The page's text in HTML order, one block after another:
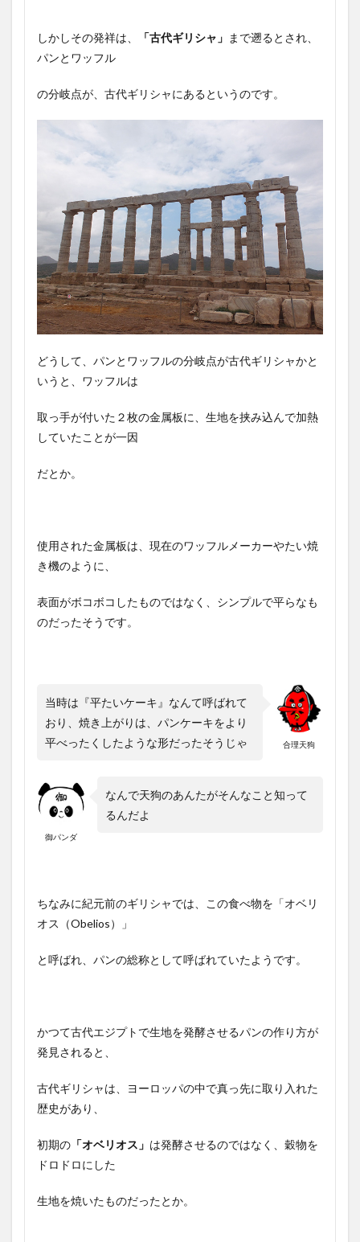
しかしその発祥は、 「古代ギリシャ」 まで遡るとされ、
パンとワッフル
の分岐点が、古代ギリシャにあるというのです。
どうして、パンとワッフルの分岐点が古代ギリシャかと
いうと、ワッフルは
取っ手が付いた２枚の金属板に、生地を挟み込んで加熱
していたことが一因
だとか。
使用された金属板は、現在のワッフルメーカーやたい焼
き機のように、
表面がボコボコしたものではなく、シンプルで平らなも
のだったそうです。
合理天狗
当時は『平たいケーキ』なんて呼ばれて
おり、焼き上がりは、パンケーキをより
平べったくしたような形だったそうじゃ
御パンダ
なんで天狗のあんたがそんなこと知って
るんだよ
ちなみに紀元前のギリシャでは、この食べ物を「オベリ
オス（Obelios）」
と呼ばれ、パンの総称として呼ばれていたようです。
かつて古代エジプトで生地を発酵させるパンの作り方が
発見されると、
古代ギリシャは、ヨーロッパの中で真っ先に取り入れた
歴史があり、
初期の 「オベリオス」 は発酵させるのではなく、穀物を
ドロドロにした
生地を焼いたものだったとか。